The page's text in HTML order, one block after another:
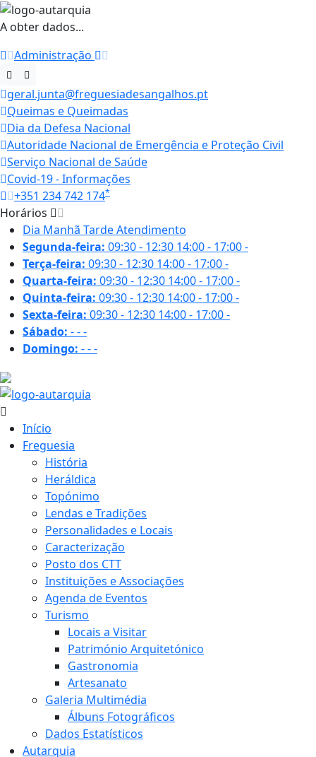
A obter dados...
Administração
geral.junta@freguesiadesangalhos.pt
Queimas e Queimadas
Dia da Defesa Nacional
Autoridade Nacional de Emergência e Proteção Civil
Serviço Nacional de Saúde
Covid-19 - Informações
+351 234 742 174*
Horários
Dia Manhã TardeAtendimento
Segunda-feira: 09:30 - 12:30 14:00 - 17:00-
Terça-feira: 09:30 - 12:30 14:00 - 17:00-
Quarta-feira: 09:30 - 12:30 14:00 - 17:00-
Quinta-feira: 09:30 - 12:30 14:00 - 17:00-
Sexta-feira: 09:30 - 12:30 14:00 - 17:00-
Sábado: ---
Domingo: ---
Início
Freguesia
História
Heráldica
Topónimo
Lendas e Tradições
Personalidades e Locais
Caracterização
Posto dos CTT
Instituições e Associações
Agenda de Eventos
Turismo
Locais a Visitar
Património Arquitetónico
Gastronomia
Artesanato
Galeria Multimédia
Álbuns Fotográficos
Dados Estatísticos
Autarquia